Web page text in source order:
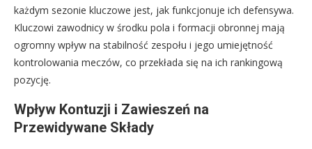
każdym sezonie kluczowe jest, jak funkcjonuje ich defensywa.
Kluczowi zawodnicy w środku pola i formacji obronnej mają
ogromny wpływ na stabilność zespołu i jego umiejętność
kontrolowania meczów, co przekłada się na ich rankingową
pozycję.
Wpływ Kontuzji i Zawieszeń na
Przewidywane Składy